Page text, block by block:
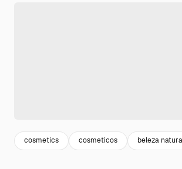
cosmetics cosmeticos beleza